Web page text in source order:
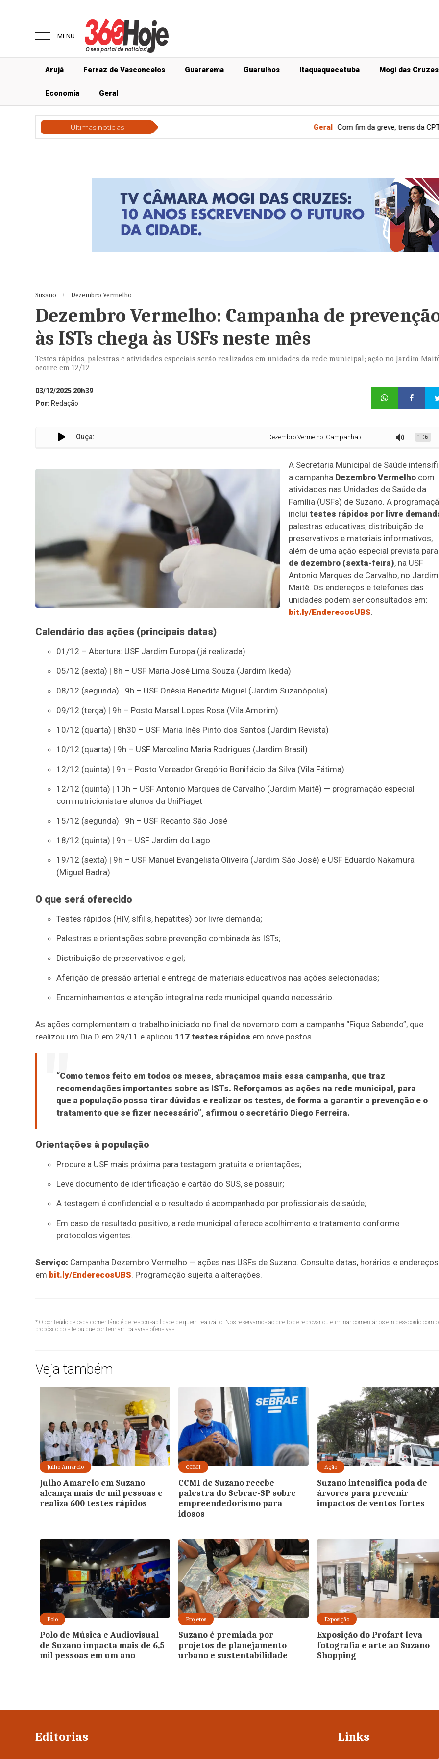
MENU
Arujá Ferraz de Vasconcelos Guararema Guarulhos Itaquaquecetuba Mogi das Cruzes
Economia Geral
Últimas notícias Com fim da greve, trens da CPTM das linhas 11,
Suzano Dezembro Vermelho
Dezembro Vermelho: Campanha de
às ISTs chega às USFs neste mês
Testes rápidos, palestras e atividades especiais serão realizados em unidades da rede municipal; ação no Jardim
ocorre em 12/12
03/12/2025 20h39
Por: Redação
Ouça: Dezembro Vermelho: Campanha de prevenção às ISTs chega às1.0x
A Secretaria Municipal de Saúde
a campanha Dezembro Vermelho com
atividades nas Unidades de Saúde da
Família (USFs) de Suzano. A
inclui testes rápidos por livre
palestras educativas, distribuição de
preservativos e materiais informativos,
além de uma ação especial prevista para
de dezembro (sexta-feira), na USF
Antonio Marques de Carvalho, no Jardim
Maitê. Os endereços e telefones das
unidades podem ser consultados em:
bit.ly/EnderecosUBS.
Calendário das ações (principais datas)
01/12 – Abertura: USF Jardim Europa (já realizada)
05/12 (sexta) | 8h – USF Maria José Lima Souza (Jardim Ikeda)
08/12 (segunda) | 9h – USF Onésia Benedita Miguel (Jardim Suzanópolis)
09/12 (terça) | 9h – Posto Marsal Lopes Rosa (Vila Amorim)
10/12 (quarta) | 8h30 – USF Maria Inês Pinto dos Santos (Jardim Revista)
10/12 (quarta) | 9h – USF Marcelino Maria Rodrigues (Jardim Brasil)
12/12 (quinta) | 9h – Posto Vereador Gregório Bonifácio da Silva (Vila Fátima)
12/12 (quinta) | 10h – USF Antonio Marques de Carvalho (Jardim Maitê) — programação especial
com nutricionista e alunos da UniPiaget
15/12 (segunda) | 9h – USF Recanto São José
18/12 (quinta) | 9h – USF Jardim do Lago
19/12 (sexta) | 9h – USF Manuel Evangelista Oliveira (Jardim São José) e USF Eduardo Nakamura
(Miguel Badra)
O que será oferecido
Testes rápidos (HIV, sífilis, hepatites) por livre demanda;
Palestras e orientações sobre prevenção combinada às ISTs;
Distribuição de preservativos e gel;
Aferição de pressão arterial e entrega de materiais educativos nas ações selecionadas;
Encaminhamentos e atenção integral na rede municipal quando necessário.
As ações complementam o trabalho iniciado no final de novembro com a campanha “Fique Sabendo”, que
realizou um Dia D em 29/11 e aplicou 117 testes rápidos em nove postos.
“Como temos feito em todos os meses, abraçamos mais essa campanha, que traz
recomendações importantes sobre as ISTs. Reforçamos as ações na rede municipal, para
que a população possa tirar dúvidas e realizar os testes, de forma a garantir a prevenção e o
tratamento que se fizer necessário”, afirmou o secretário Diego Ferreira.
Orientações à população
Procure a USF mais próxima para testagem gratuita e orientações;
Leve documento de identificação e cartão do SUS, se possuir;
A testagem é confidencial e o resultado é acompanhado por profissionais de saúde;
Em caso de resultado positivo, a rede municipal oferece acolhimento e tratamento conforme
protocolos vigentes.
Serviço: Campanha Dezembro Vermelho — ações nas USFs de Suzano. Consulte datas, horários e endereços
em bit.ly/EnderecosUBS. Programação sujeita a alterações.
* O conteúdo de cada comentário é de responsabilidade de quem realizá-lo. Nos reservamos ao direito de reprovar ou eliminar comentários em desacordo com o
propósito do site ou que contenham palavras ofensivas.
Veja também
Julho Amarelo
Julho Amarelo em Suzano
alcança mais de mil pessoas e
realiza 600 testes rápidos
CCMI
CCMI de Suzano recebe
palestra do Sebrae-SP sobre
empreendedorismo para
idosos
Ação
Suzano intensifica poda de
árvores para prevenir
impactos de ventos fortes
Polo
Polo de Música e Audiovisual
de Suzano impacta mais de 6,5
mil pessoas em um ano
Projetos
Suzano é premiada por
projetos de planejamento
urbano e sustentabilidade
Exposição
Exposição do Profart leva
fotografia e arte ao Suzano
Shopping
Editorias Links